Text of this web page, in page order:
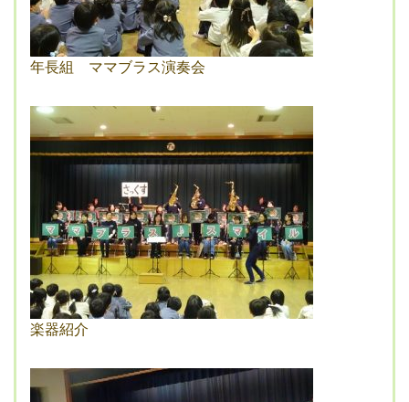
年長組 ママブラス演奏会
楽器紹介